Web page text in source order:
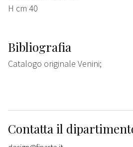
H cm 40
Bibliografia
Catalogo originale Venini;
Contatta il